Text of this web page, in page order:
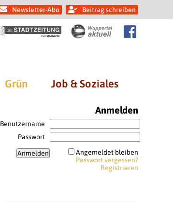
Newsletter-Abo Beitrag schreiben
Grün Job & Soziales
Anmelden
Benutzername
Passwort
Angemeldet bleiben
Passwort vergessen?
Registrieren